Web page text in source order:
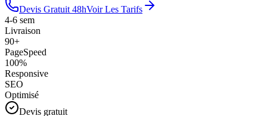
Devis Gratuit 48hVoir Les Tarifs
4-6 sem
Livraison
90+
PageSpeed
100%
Responsive
SEO
Optimisé
Devis gratuit